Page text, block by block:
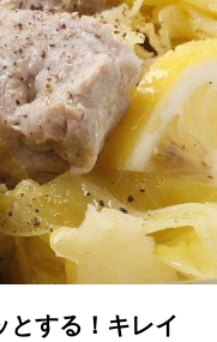
とする！キレイ